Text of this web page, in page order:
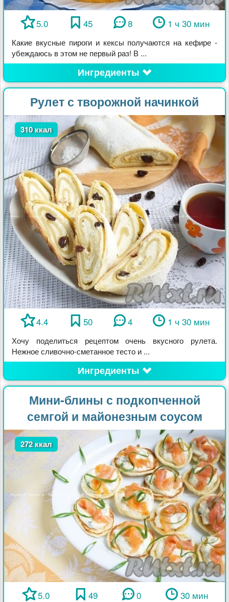
5.0 45 8 1 ч 30 мин
Какие вкусные пироги и кексы получаются на кефире -
убеждаюсь в этом не первый раз! В ...
Ингредиенты
Рулет с творожной начинкой
310 ккал
4.4 50 4 1 ч 30 мин
Хочу поделиться рецептом очень вкусного рулета.
Нежное сливочно-сметанное тесто и ...
Ингредиенты
Мини-блины с подкопченной
семгой и майонезным соусом
272 ккал
5.0 49 0 30 мин